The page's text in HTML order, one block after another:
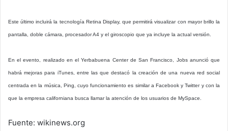
Este último incluirá la tecnología Retina Display, que permitirá visualizar con mayor brillo la
pantalla, doble cámara, procesador A4 y el giroscopio que ya incluye la actual versión.
En el evento, realizado en el Yerbabuena Center de San Francisco, Jobs anunció que
habrá mejoras para iTunes, entre las que destacó la creación de una nueva red social
centrada en la música, Ping, cuyo funcionamiento es similar a Facebook y Twitter y con la
que la empresa californiana busca llamar la atención de los usuarios de MySpace.
Fuente: wikinews.org